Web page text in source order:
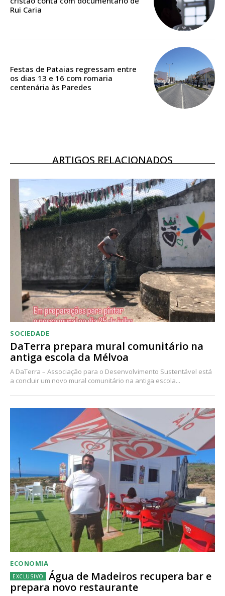
Acesso aos conteúdos Exclusivos para
Escolha o plano
16€
12 meses
Acesso ao conteúdo online
Acesso aos conteúdos Exclusivos para
assinantes
Ofertas para assinatura anual
Escolha o plano
Rui Caria
Festas de Pataias regressam entre
os dias 13 e 16 com romaria
centenária às Paredes
ARTIGOS RELACIONADOS
SOCIEDADE
DaTerra prepara mural comunitário na
antiga escola da Mélvoa
A DaTerra – Associação para o Desenvolvimento Sustentável está
a concluir um novo mural comunitário na antiga escola...
ECONOMIA
Água de Madeiros recupera bar e
prepara novo restaurante